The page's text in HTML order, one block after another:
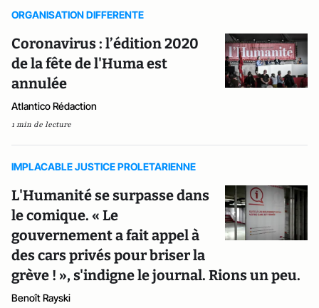
ORGANISATION DIFFERENTE
Coronavirus : l’édition 2020
de la fête de l'Huma est
annulée
Atlantico Rédaction
1 min de lecture
IMPLACABLE JUSTICE PROLETARIENNE
L'Humanité se surpasse dans
le comique. « Le
gouvernement a fait appel à
des cars privés pour briser la
grève ! », s'indigne le journal. Rions un peu.
Benoît Rayski